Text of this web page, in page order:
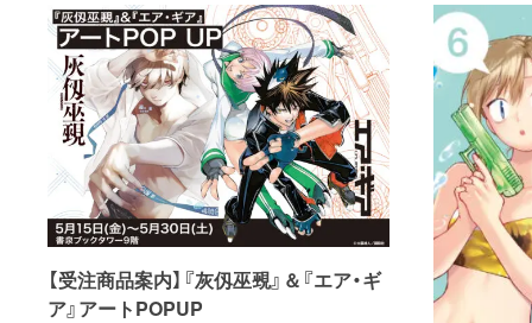
【受注商品案内】『灰仭巫覡』＆『エア・ギ
ア』アートPOPUP